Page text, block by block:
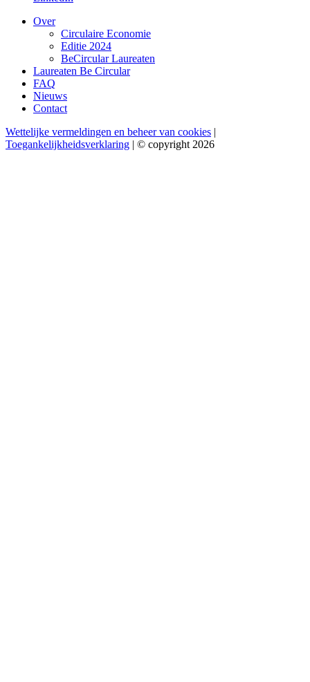
Over
Circulaire Economie
Editie 2024
BeCircular Laureaten
Laureaten Be Circular
FAQ
Nieuws
Contact
Wettelijke vermeldingen en beheer van cookies |
Toegankelijkheidsverklaring | © copyright 2026